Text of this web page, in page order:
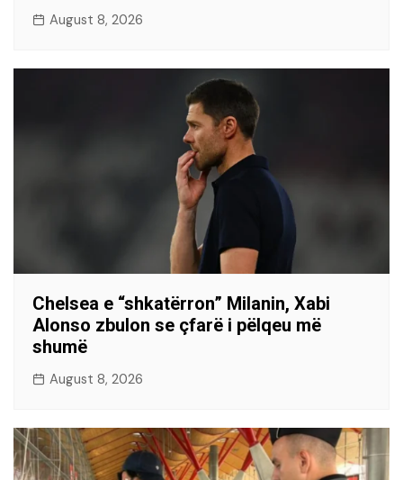
August 8, 2026
Chelsea e “shkatërron” Milanin, Xabi
Alonso zbulon se çfarë i pëlqeu më
shumë
August 8, 2026